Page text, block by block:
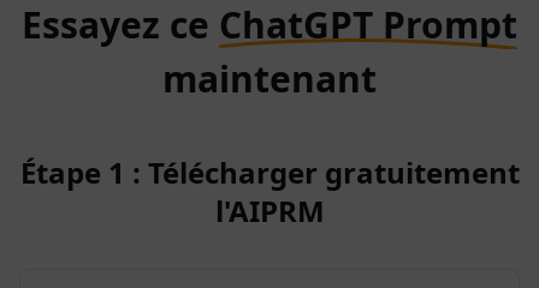
Essayez ce ChatGPT Prompt
maintenant
Étape 1 : Télécharger gratuitement
l'AIPRM